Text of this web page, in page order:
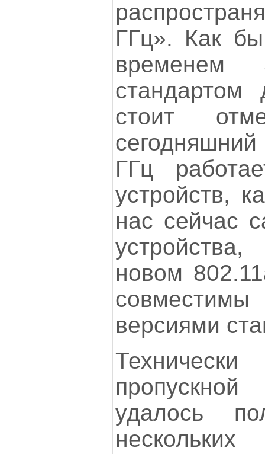
ГГц». Как
стандартом
стоит
ГГц
устройств,
нас сейчас
новом
версиями
удалось